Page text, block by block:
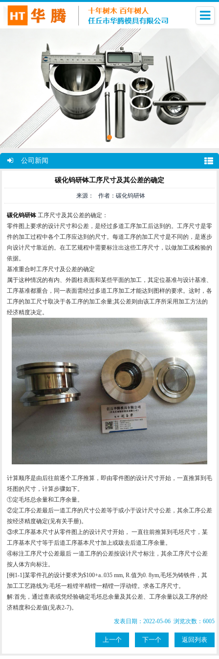
公司新闻
碳化钨研钵工序尺寸及其公差的确定
来源： 作者：碳化钨研钵
碳化钨研钵 工序尺寸及其公差的确定：
零件图上要求的设计尺寸和公差，是经过多道工序加工后达到的。工序尺寸是零
件的加工过程中各个工序应达到的尺寸。每道工序的加工尺寸是不同的，是逐步
向设计尺寸靠近的。在工艺规程中需要标注出这些工序尺寸，以做加工或检验的
依据。
基准重合时工序尺寸及公差的确定
属于这种情况的有内、外圆柱表面和某些平面的加工，其定位基准与设计基准、
工序基准都重合，同一表面需经过多道工序加工才能达到图样的要求。这时，各
工序的加工尺寸取决于各工序的加工余量;其公差则由该工序所采用加工方法的
经济精度决定。
计算顺序是由后往前逐个工序推算，即由零件图的设计尺寸开始，一直推算到毛
坯图的尺寸，计算步骤如下。
①定毛坯总余量和工序余量。
②定工序公差最后一道工序的尺寸公差等于或小于设计尺寸公差，其余工序公差
按经济精度确定(见有关手册)。
③求工序基本尺寸从零件图上的设计尺寸开始， 一直往前推算到毛坯尺寸，某
工序基本尺寸等于后道工序基本尺寸加上或跋去后道工序余量。
④标注工序尺寸公差最后 一道工序的公差按设计尺寸标注，其余工序尺寸公差
按人体方向标注。
[例1-1]某零件孔的设计要求为$100+a..035 mm, R.值为0. 8ym,毛坯为铸铁件，其
加工工艺路线为:毛坯一粗镗半精镗一精镗一浮动镗。求各工序尺寸。
解:首先，通过查表或凭经验确定毛坯总余量及其公差、工序余量以及工序的经
济精度和公差值(见表2-7)。
发表日期：2022-05-06 浏览次数：6005
上一个 下一个 返回列表